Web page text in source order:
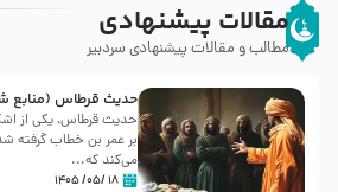
مقالات پیشنهادی
مطالب و مقالات پیشنهادی سردبیر
حدیث قرطاس (منابع
حدیث قرطاس، یکی از
بر عمر بن خطاب گرفته
می‌کند که...
۱۸ /۰۵/ ۱۴۰۵